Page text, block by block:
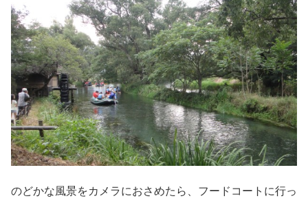
のどかな風景をカメラにおさめたら、フードコートに行っ